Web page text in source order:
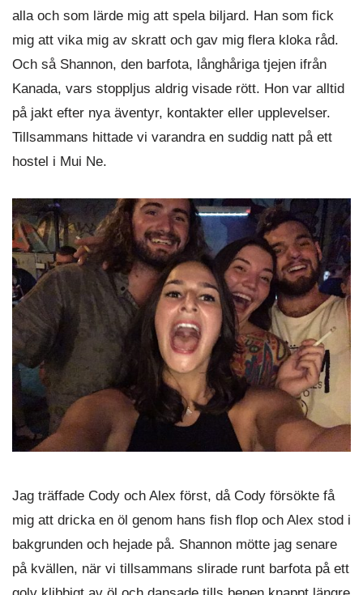
alla och som lärde mig att spela biljard. Han som fick
mig att vika mig av skratt och gav mig flera kloka råd.
Och så Shannon, den barfota, långhåriga tjejen ifrån
Kanada, vars stoppljus aldrig visade rött. Hon var alltid
på jakt efter nya äventyr, kontakter eller upplevelser.
Tillsammans hittade vi varandra en suddig natt på ett
hostel i Mui Ne.
Jag träffade Cody och Alex först, då Cody försökte få
mig att dricka en öl genom hans fish flop och Alex stod i
bakgrunden och hejade på. Shannon mötte jag senare
på kvällen, när vi tillsammans slirade runt barfota på ett